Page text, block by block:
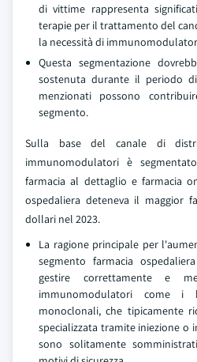
di vittime rappresenta
terapie per il trattamento del
la necessità di
Questa segmentazione
sostenuta durante il periodo
menzionati possono
segmento.
Sulla base del canale di
immunomodulatori è
farmacia al dettaglio e farmacia
ospedaliera deteneva il maggior
dollari nel 2023.
La ragione principale per
segmento farmacia
gestire correttamente e
immunomodulatori come
monoclonali, che tipicamente
specializzata tramite iniezione o
sono solitamente